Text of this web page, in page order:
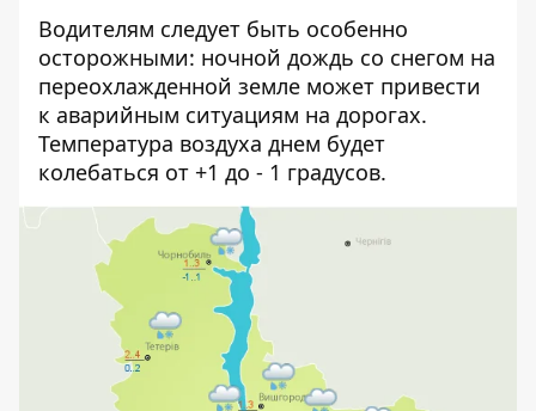
Водителям следует быть особенно
осторожными: ночной дождь со снегом на
переохлажденной земле может привести
к аварийным ситуациям на дорогах.
Температура воздуха днем будет
колебаться от +1 до - 1 градусов.